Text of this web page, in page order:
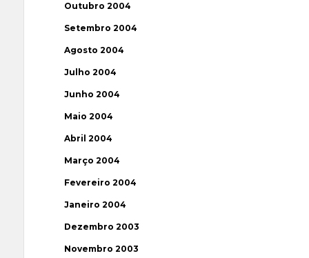
Outubro 2004
Setembro 2004
Agosto 2004
Julho 2004
Junho 2004
Maio 2004
Abril 2004
Março 2004
Fevereiro 2004
Janeiro 2004
Dezembro 2003
Novembro 2003